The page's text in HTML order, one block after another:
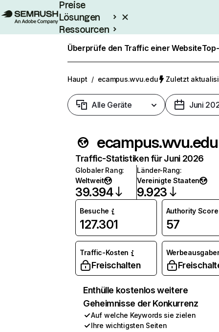
Preise
Lösungen
Ressourcen
Enterprise
Überprüfe den Traffic einer Website
Haupt / ecampus.wvu.edu Zuletzt
Alle Geräte Juni
ecampus.wvu.edu
Traffic-Statistiken für Juni 2026
Globaler Rang:
Weltweit
39.394
Länder-Rang:
Vereinigte Staaten
9.923
Besuche
127.301
Authority Score
57
Traffic-Kosten
Freischalten
Enthülle kostenlos weitere
Geheimnisse der Konkurrenz
Auf welche Keywords sie zielen
Ihre wichtigsten Seiten